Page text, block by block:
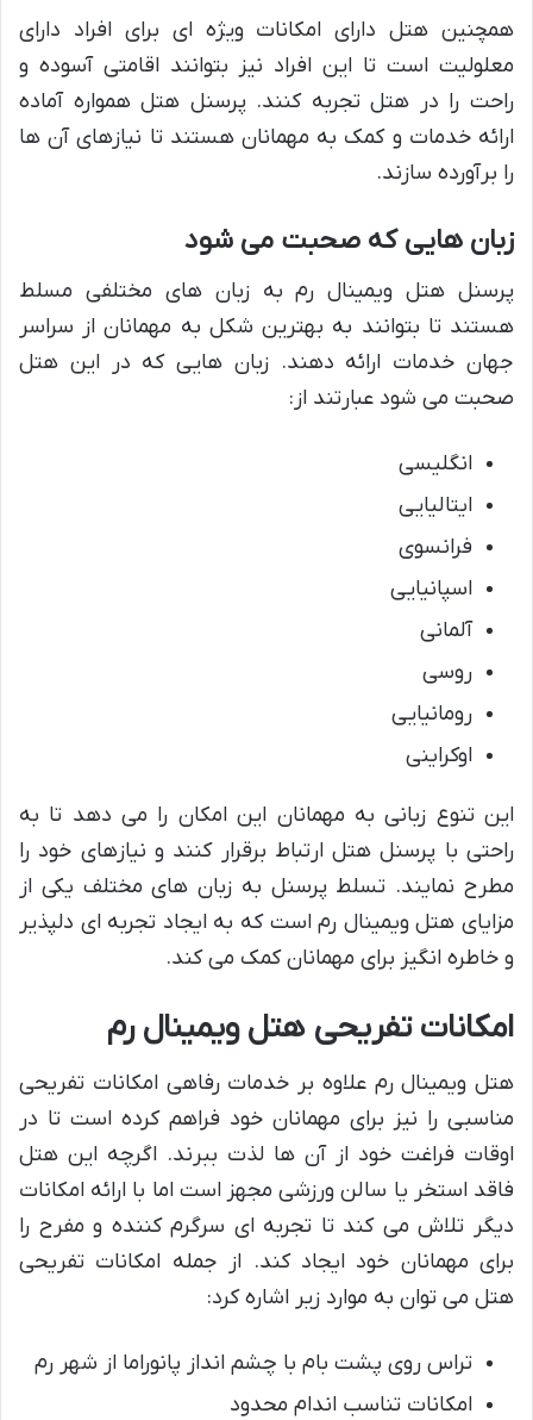
همچنین هتل دارای امکانات ویژه ای برای افراد دارای
معلولیت است تا این افراد نیز بتوانند اقامتی آسوده و
راحت را در هتل تجربه کنند. پرسنل هتل همواره آماده
ارائه خدمات و کمک به مهمانان هستند تا نیازهای آن ها
را برآورده سازند.
زبان هایی که صحبت می شود
پرسنل هتل ویمینال رم به زبان های مختلفی مسلط
هستند تا بتوانند به بهترین شکل به مهمانان از سراسر
جهان خدمات ارائه دهند. زبان هایی که در این هتل
صحبت می شود عبارتند از:
انگلیسی
ایتالیایی
فرانسوی
اسپانیایی
آلمانی
روسی
رومانیایی
اوکراینی
این تنوع زبانی به مهمانان این امکان را می دهد تا به
راحتی با پرسنل هتل ارتباط برقرار کنند و نیازهای خود را
مطرح نمایند. تسلط پرسنل به زبان های مختلف یکی از
مزایای هتل ویمینال رم است که به ایجاد تجربه ای دلپذیر
و خاطره انگیز برای مهمانان کمک می کند.
امکانات تفریحی هتل ویمینال رم
هتل ویمینال رم علاوه بر خدمات رفاهی امکانات تفریحی
مناسبی را نیز برای مهمانان خود فراهم کرده است تا در
اوقات فراغت خود از آن ها لذت ببرند. اگرچه این هتل
فاقد استخر یا سالن ورزشی مجهز است اما با ارائه امکانات
دیگر تلاش می کند تا تجربه ای سرگرم کننده و مفرح را
برای مهمانان خود ایجاد کند. از جمله امکانات تفریحی
هتل می توان به موارد زیر اشاره کرد:
تراس روی پشت بام با چشم انداز پانوراما از شهر رم
امکانات تناسب اندام محدود